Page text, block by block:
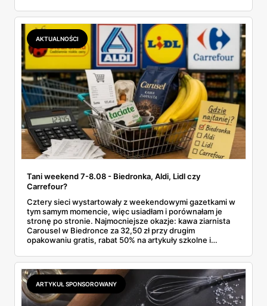
zawsze wygrywa — ta sama kawa ziarnista kosztuje w
Makro ponad dwa razy więcej niż w weekendowej
promocji dyskontu.
AKTUALNOŚCI
Tani weekend 7-8.08 - Biedronka, Aldi, Lidl czy
Carrefour?
Cztery sieci wystartowały z weekendowymi gazetkami w
tym samym momencie, więc usiadłam i porównałam je
stronę po stronie. Najmocniejsze okazje: kawa ziarnista
Carousel w Biedronce za 32,50 zł przy drugim
opakowaniu gratis, rabat 50% na artykuły szkolne i
2,99 zł za kilogram, ale wyłącznie w sobotę z aplikacją. Aldi
odpowiada masłem za 2,99 zł. Werdykt w skrócie:
najwięcej wyciśniesz z Biedronki, po świeże warzywa jedź
do Aldi.
ARTYKUŁ SPONSOROWANY